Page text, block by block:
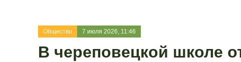
Общество 7 июля 2026, 11:46
В череповецкой школе